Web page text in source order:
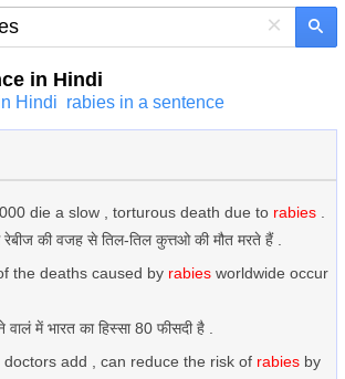
×
in Hindi
Hindi rabies in a sentence
die a slow , torturous death due to rabies
की वजह से तिल-तिल कुत्तओ की मौत मरते हैं .
the deaths caused by rabies worldwide occur
वालं में भारत का हिस्सा 80 फीसदी है .
add , can reduce the risk of rabies by